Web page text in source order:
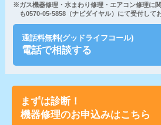
※ガス機器修理・水まわり修理・エアコン修理に
も0570-05-5858（ナビダイヤル）にて受付して
通話料無料(グッドライフコール)
電話で相談する
まずは診断！
機器修理のお申込みはこちら